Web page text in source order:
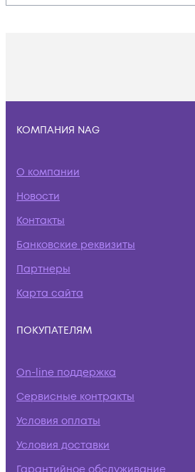
КОМПАНИЯ NAG
О компании
Новости
Контакты
Банковские реквизиты
Партнеры
Карта сайта
ПОКУПАТЕЛЯМ
On-line поддержка
Сервисные контракты
Условия оплаты
Условия доставки